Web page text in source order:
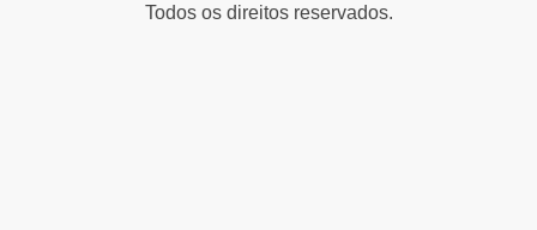
Todos os direitos reservados.